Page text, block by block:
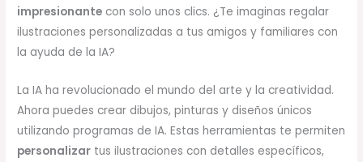
impresionante con solo unos clics. ¿Te imaginas regalar
ilustraciones personalizadas a tus amigos y familiares con
la ayuda de la IA?
La IA ha revolucionado el mundo del arte y la creatividad.
Ahora puedes crear dibujos, pinturas y diseños únicos
utilizando programas de IA. Estas herramientas te permiten
personalizar tus ilustraciones con detalles específicos,